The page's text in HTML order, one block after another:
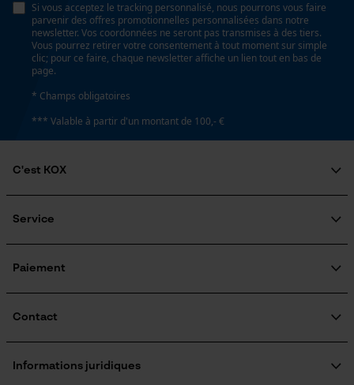
Si vous acceptez le tracking personnalisé, nous pourrons vous faire
parvenir des offres promotionnelles personnalisées dans notre
newsletter. Vos coordonnées ne seront pas transmises à des tiers.
Vous pourrez retirer votre consentement à tout moment sur simple
clic; pour ce faire, chaque newsletter affiche un lien tout en bas de
page.
* Champs obligatoires
*** Valable à partir d'un montant de 100,- €
C'est KOX
Engagement social
Inscription à la newsletter
Service
KOX Catalogue
Informations sur les frais de livraison
Paiement
Contact
Formulaire de commande
Informations juridiques